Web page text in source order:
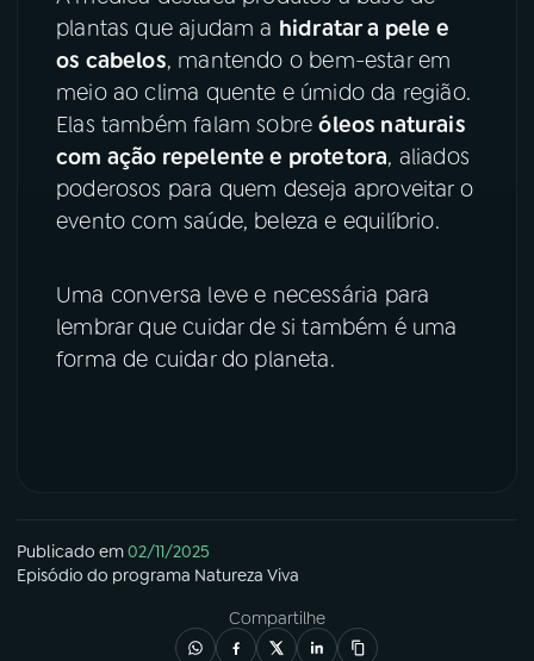
plantas que ajudam a hidratar a pele e
os cabelos, mantendo o bem-estar em
meio ao clima quente e úmido da região.
Elas também falam sobreóleos naturais
com ação repelente e protetora, aliados
poderosos para quem deseja aproveitar o
evento com saúde, beleza e equilíbrio.
Uma conversa leve e necessária para
lembrar que cuidar de si também é uma
forma de cuidar do planeta.
Publicado em02/11/2025
Episódio do programa Natureza Viva
Compartilhe